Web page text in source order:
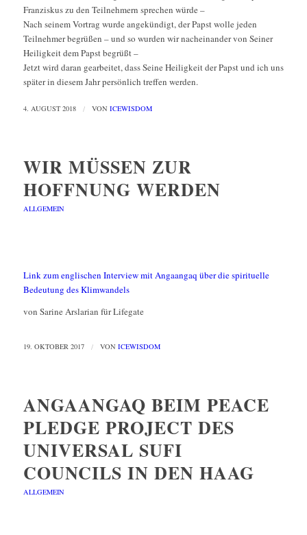
Franziskus zu den Teilnehmern sprechen würde –
Nach seinem Vortrag wurde angekündigt, der Papst wolle jeden
Teilnehmer begrüßen – und so wurden wir nacheinander von Seiner
Heiligkeit dem Papst begrüßt –
Jetzt wird daran gearbeitet, dass Seine Heiligkeit der Papst und ich uns
später in diesem Jahr persönlich treffen werden.
4. AUGUST 2018 / VON ICEWISDOM
WIR MÜSSEN ZUR
HOFFNUNG WERDEN
ALLGEMEIN
Link zum englischen Interview mit Angaangaq über die spirituelle
Bedeutung des Klimwandels
von Sarine Arslarian für Lifegate
19. OKTOBER 2017 / VON ICEWISDOM
ANGAANGAQ BEIM PEACE
PLEDGE PROJECT DES
UNIVERSAL SUFI
COUNCILS IN DEN HAAG
ALLGEMEIN